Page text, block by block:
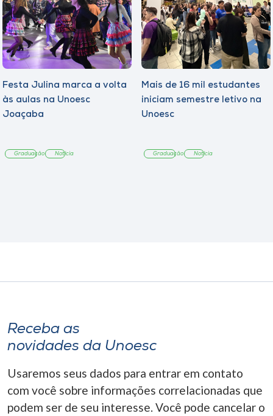
Festa Julina marca a volta
às aulas na Unoesc
Joaçaba
Graduação Notícia
Mais de 16 mil estudantes
iniciam semestre letivo na
Unoesc
Graduação Notícia
Receba as
novidades da Unoesc
Usaremos seus dados para entrar em contato
com você sobre informações correlacionadas que
podem ser de seu interesse. Você pode cancelar o